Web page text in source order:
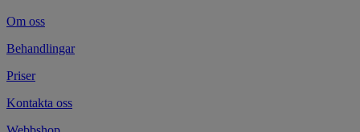
Om oss
Behandlingar
Priser
Kontakta oss